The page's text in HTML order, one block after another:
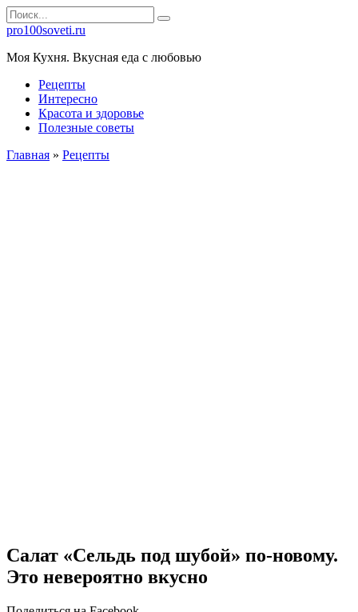
Перейти
к
контенту
Search
for:
pro100soveti.ru
Моя Кухня. Bкусная еда с любовью
Рецепты
Интересно
Красота и здоровье
Полезные советы
Главная » Рецепты
Салат «Сельдь под шубой» по-новому.
Это невероятно вкусно